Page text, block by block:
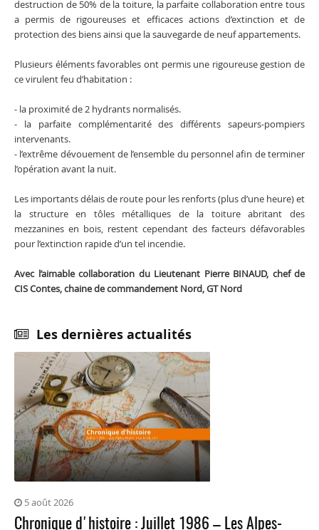
destruction de 50% de la toiture, la parfaite collaboration entre tous
a permis de rigoureuses et efficaces actions d’extinction et de
protection des biens ainsi que la sauvegarde de neuf appartements.
Plusieurs éléments favorables ont permis une rigoureuse gestion de
ce virulent feu d’habitation :
- la proximité de 2 hydrants normalisés.
- la parfaite complémentarité des différents sapeurs-pompiers
intervenants.
- l’extrême dévouement de l’ensemble du personnel afin de terminer
l’opération avant la nuit.
Les importants délais de route pour les renforts (plus d’une heure) et
la structure en tôles métalliques de la toiture abritant des
mezzanines en bois, restent cependant des facteurs défavorables
pour l’extinction rapide d’un tel incendie.
Avec l’aimable collaboration du Lieutenant Pierre BINAUD, chef de
CIS Contes, chaine de commandement Nord, GT Nord
Les dernières actualités
5 août 2026
Chronique d'histoire : Juillet 1986 – Les Alpes-